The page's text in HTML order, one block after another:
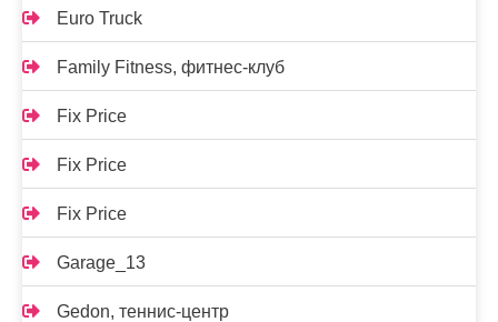
Euro Truck
Family Fitness, фитнес-клуб
Fix Price
Fix Price
Fix Price
Garage_13
Gedon, теннис-центр